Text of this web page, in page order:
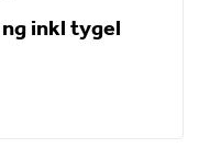
inkl tygel